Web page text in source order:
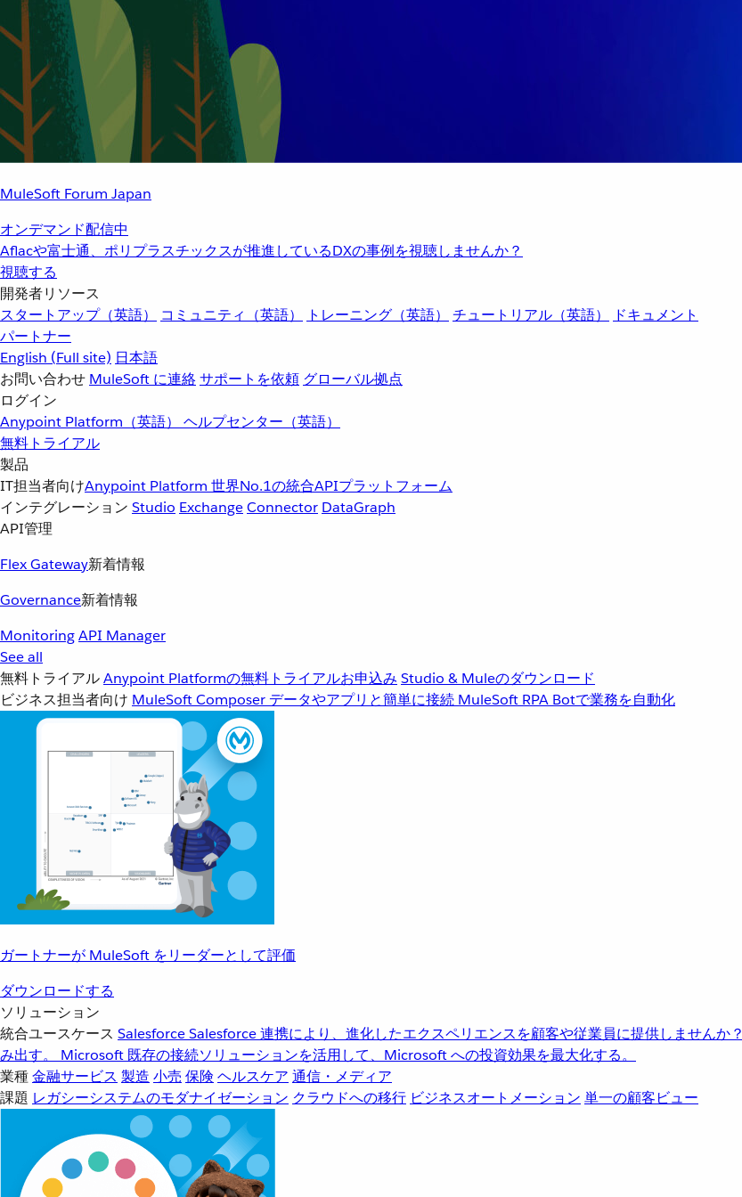
MuleSoft Forum Japan
オンデマンド配信中
Aflacや富士通、ポリプラスチックスが推進しているDXの事例を視聴しませんか？
視聴する
開発者リソース
スタートアップ（英語）
コミュニティ（英語） トレーニング（英語） チュートリアル（英語）
ドキュメント
パートナー
English (Full site) 日本語
お問い合わせ MuleSoft に連絡サポートを依頼 グローバル拠点
ログイン
Anypoint Platform（英語） ヘルプセンター（英語）
無料トライアル
製品
IT担当者向けAnypoint Platform 世界No.1の統合APIプラットフォーム
インテグレーション Studio ExchangeConnector DataGraph
API管理
Flex Gateway新着情報
Governance新着情報
MonitoringAPI Manager
See all
無料トライアルAnypoint Platformの無料トライアルお申込み Studio & Muleのダウンロード
ビジネス担当者向け MuleSoft Composer データやアプリと簡単に接続 MuleSoft RPA Botで業務を自動化
ガートナーが MuleSoft をリーダーとして評価
ダウンロードする
ソリューション
統合ユースケース SalesforceSalesforce 連携により、進化したエクスペリエンスを顧客や従業員に提供しませんか？
み出す。
Microsoft 既存の接続ソリューションを活用して、Microsoft への投資効果を最大化する。
業種金融サービス 製造 小売 保険 ヘルスケア 通信・メディア
課題 レガシーシステムのモダナイゼーション クラウドへの移行 ビジネスオートメーション 単一の顧客ビュー